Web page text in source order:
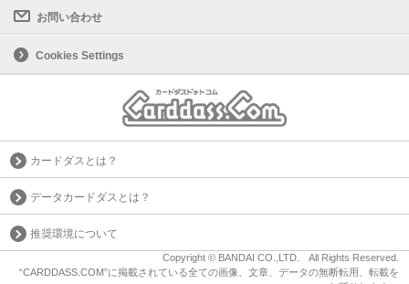
お問い合わせ
Cookies Settings
カードダスとは？
データカードダスとは？
推奨環境について
Copyright © BANDAI CO.,LTD. All Rights Reserved.
“CARDDASS.COM”に掲載されている全ての画像、文章、データの無断転用、転載を